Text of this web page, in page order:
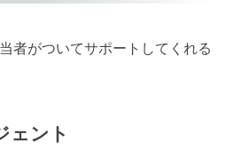
者がついてサポートしてくれる
ェント